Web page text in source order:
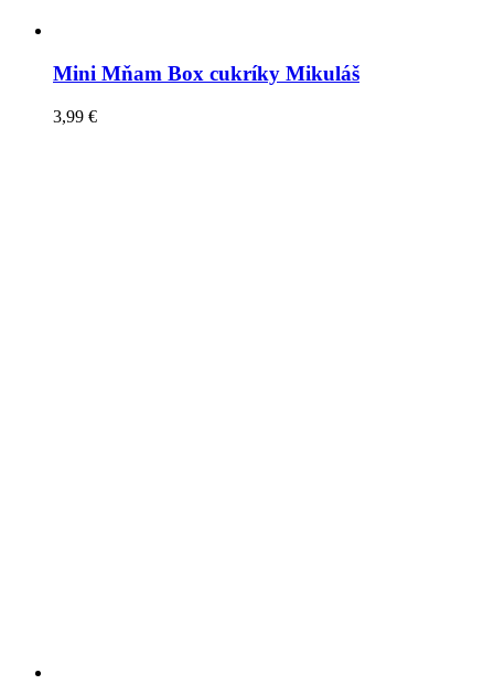
Mini Mňam Box cukríky Mikuláš
3,99 €